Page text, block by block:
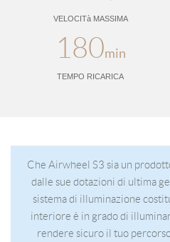
VELOCITà MASSIMA
180min
TEMPO RICARICA
Che Airwheel S3 sia un
dalle sue dotazioni di ultima
sistema di illuminazione
interiore è in grado di
rendere sicuro il tuo